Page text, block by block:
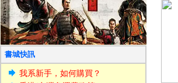
書城快訊
我系新手，如何購買？